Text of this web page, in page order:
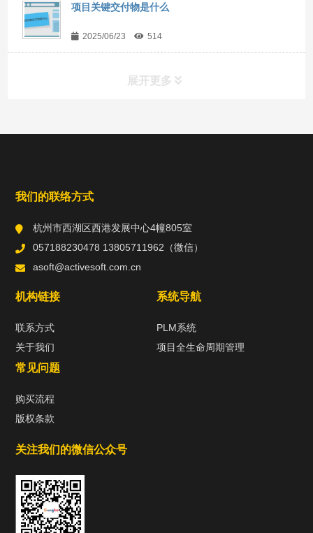
项目关键交付物是什么
2025/06/23 514
展开更多
我们的联络方式
杭州市西湖区西港发展中心4幢805室
057188230478 13805711962（微信）
asoft@activesoft.com.cn
机构链接
联系方式
关于我们
系统导航
PLM系统
项目全生命周期管理
常见问题
购买流程
版权条款
关注我们的微信公众号